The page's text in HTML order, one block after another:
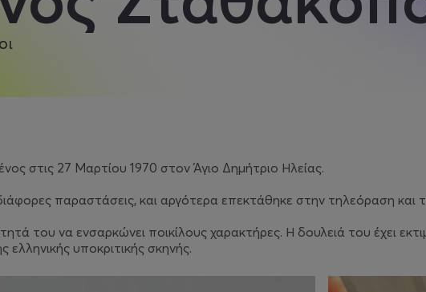
στις 27 Μαρτίου 1970 στον Άγιο Δημήτριο Ηλείας.
παραστάσεις, και αργότερα επεκτάθηκε στην τηλεόραση και
του να ενσαρκώνει ποικίλους χαρακτήρες. Η δουλειά του έχει
υποκριτικής σκηνής.